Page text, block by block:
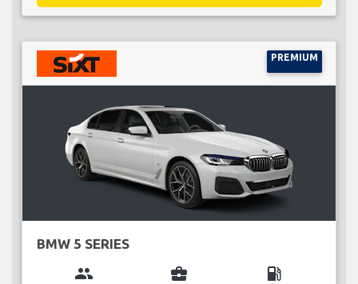
PREMIUM
BMW 5 SERIES
group business_center local_gas_station